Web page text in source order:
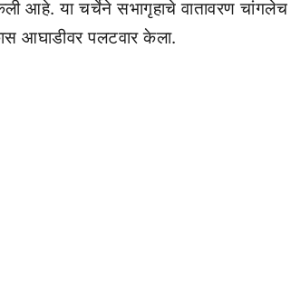
केली आहे. या चर्चेने सभागृहाचे वातावरण
आघाडीवर पलटवार केला.